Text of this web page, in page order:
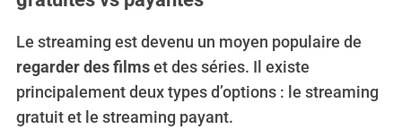
Le streaming est devenu un moyen populaire de
regarder des filmset des séries. Il existe
principalement deux types d’options : le streaming
gratuit et le streaming payant.